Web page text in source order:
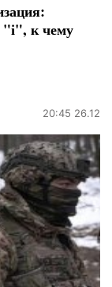
"і", к чему
20:45 26.12